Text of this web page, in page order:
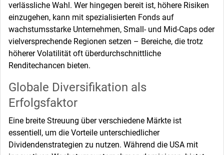
verlässliche Wahl. Wer hingegen bereit ist, höhere Risiken
einzugehen, kann mit spezialisierten Fonds auf
wachstumsstarke Unternehmen, Small- und Mid-Caps oder
vielversprechende Regionen setzen – Bereiche, die trotz
höherer Volatilität oft überdurchschnittliche
Renditechancen bieten.
Globale Diversifikation als
Erfolgsfaktor
Eine breite Streuung über verschiedene Märkte ist
essentiell, um die Vorteile unterschiedlicher
Dividendenstrategien zu nutzen. Während die USA mit